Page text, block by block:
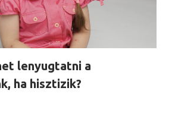
lenyugtatni a
ha hisztizik?